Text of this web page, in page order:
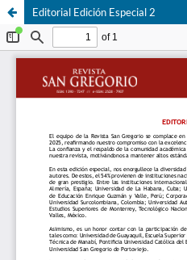
Editorial Edición Especial 2